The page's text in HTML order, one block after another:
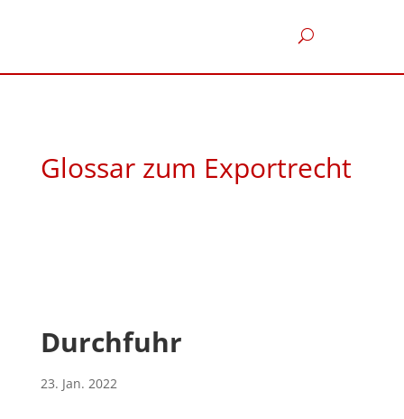
Glossar zum Exportrecht
Durchfuhr
23. Jan. 2022